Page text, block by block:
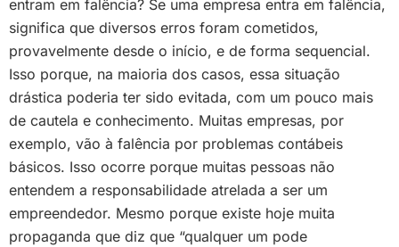
entram em falência? Se uma empresa entra em falência,
significa que diversos erros foram cometidos,
provavelmente desde o início, e de forma sequencial.
Isso porque, na maioria dos casos, essa situação
drástica poderia ter sido evitada, com um pouco mais
de cautela e conhecimento. Muitas empresas, por
exemplo, vão à falência por problemas contábeis
básicos. Isso ocorre porque muitas pessoas não
entendem a responsabilidade atrelada a ser um
empreendedor. Mesmo porque existe hoje muita
propaganda que diz que “qualquer um pode